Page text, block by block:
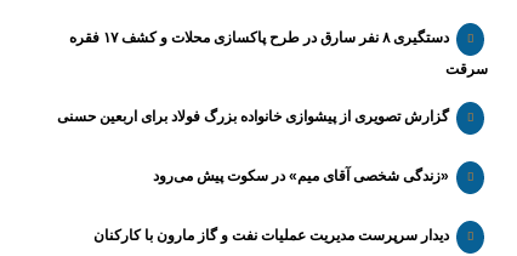
دستگیری ۸ نفر سارق در طرح پاکسازی محلات و کشف ۱۷ فقره
سرقت
گزارش تصویری از پیشوازی خانواده بزرگ فولاد برای اربعین حسنی
«زندگی شخصی آقای میم» در سکوت پیش می‌رود
دیدار سرپرست مدیریت عملیات نفت و گاز مارون با کارکنان